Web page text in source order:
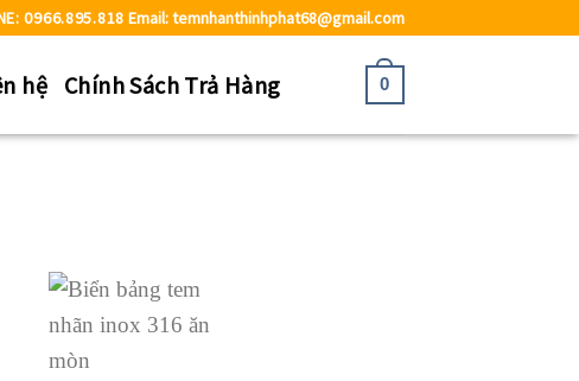
0966.895.818 Email: temnhanthinhphat68@gmail.com
hệ Chính Sách Trả Hàng 0